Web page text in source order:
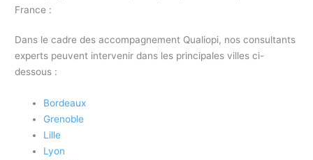
France :
Dans le cadre des accompagnement Qualiopi, nos consultants
experts peuvent intervenir dans les principales villes ci-
dessous :
Bordeaux
Grenoble
Lille
Lyon